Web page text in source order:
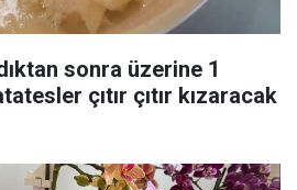
sonra üzerine 1
çıtır çıtır kızaracak